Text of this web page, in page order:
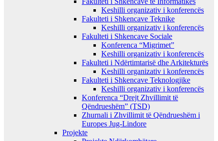
Keshilli organizativ i konferencës
Fakulteti i Shkencave Teknike
Keshilli organizativ i konferencës
Fakulteti i Shkencave Sociale
Konferenca “Migrimet”
Keshilli organizativ i konferencës
Fakulteti i Ndërtimtarisë dhe Arkitekturës
Keshilli organizativ i konferencës
Fakulteti i Shkencave Teknologjike
Keshilli organizativ i konferencës
Konferenca “Drejt Zhvillimit të
Qëndrueshëm” (TSD)
Zhurnali i Zhvillimit të Qëndrueshëm i
Europes Jug-Lindore
Projekte